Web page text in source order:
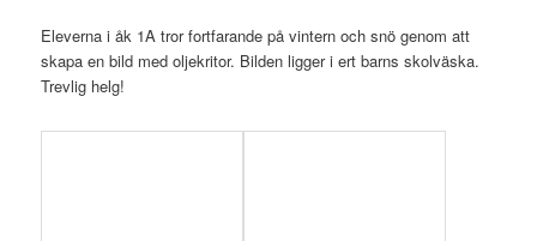
Eleverna i åk 1A tror fortfarande på vintern och snö genom att
skapa en bild med oljekritor. Bilden ligger i ert barns skolväska.
Trevlig helg!